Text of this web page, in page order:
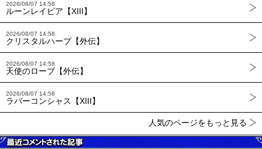
2026/08/07 14:58
ルーンレイピア【XIII】
2026/08/07 14:58
クリスタルハープ【外伝】
2026/08/07 14:58
天使のローブ【外伝】
2026/08/07 14:58
ラバーコンシャス【XIII】
人気のページをもっと見る